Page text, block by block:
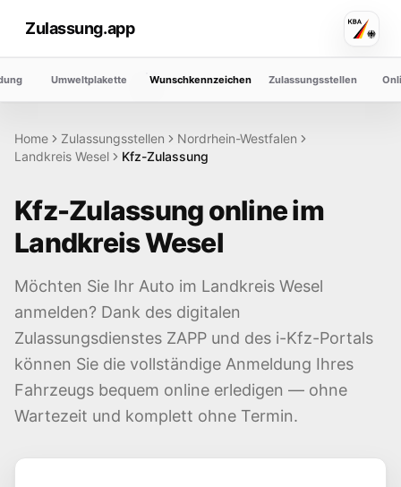
Zulassung.app
Umweltplakette Wunschkennzeichen Zulassungsstellen
Home Zulassungsstellen
Nordrhein-Westfalen
Landkreis Wesel Kfz-Zulassung
Kfz-Zulassung online im
LandkreisWesel
Möchten Sie Ihr Auto im Landkreis Wesel
anmelden? Dank des digitalen
Zulassungsdienstes ZAPP und des i-Kfz-Portals
können Sie die vollständige Anmeldung Ihres
Fahrzeugs bequem online erledigen — ohne
Wartezeit und komplett ohne Termin.